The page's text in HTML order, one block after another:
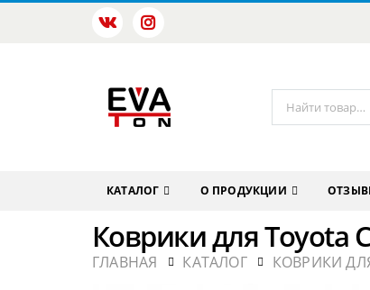
КАТАЛОГ О ПРОДУКЦИИ
Коврики для Toyota
ГЛАВНАЯ КАТАЛОГ КОВРИКИ